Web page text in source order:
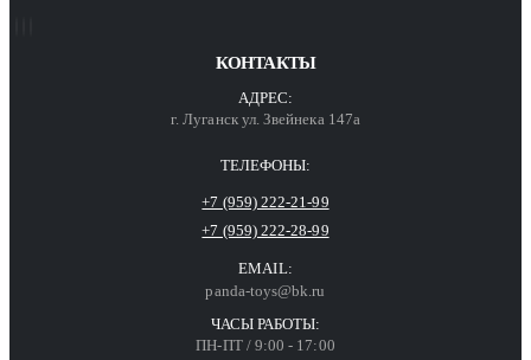
КОНТАКТЫ
АДРЕС:
г. Луганск ул. Звейнека 147а
ТЕЛЕФОНЫ:
+7 (959) 222-21-99
+7 (959) 222-28-99
EMAIL:
panda-toys@bk.ru
ЧАСЫ РАБОТЫ:
ПН-ПТ / 9:00 - 17:00